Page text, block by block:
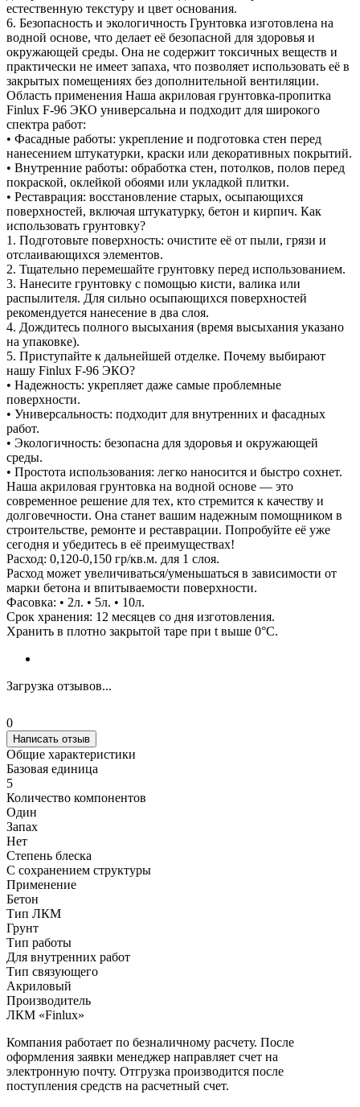
естественную текстуру и цвет основания.
6. Безопасность и экологичность Грунтовка изготовлена на
водной основе, что делает её безопасной для здоровья и
окружающей среды. Она не содержит токсичных веществ и
практически не имеет запаха, что позволяет использовать её в
закрытых помещениях без дополнительной вентиляции.
Область применения Наша акриловая грунтовка-пропитка
Finlux F-96 ЭКО универсальна и подходит для широкого
спектра работ:
• Фасадные работы: укрепление и подготовка стен перед
нанесением штукатурки, краски или декоративных покрытий.
• Внутренние работы: обработка стен, потолков, полов перед
покраской, оклейкой обоями или укладкой плитки.
• Реставрация: восстановление старых, осыпающихся
поверхностей, включая штукатурку, бетон и кирпич. Как
использовать грунтовку?
1. Подготовьте поверхность: очистите её от пыли, грязи и
отслаивающихся элементов.
2. Тщательно перемешайте грунтовку перед использованием.
3. Нанесите грунтовку с помощью кисти, валика или
распылителя. Для сильно осыпающихся поверхностей
рекомендуется нанесение в два слоя.
4. Дождитесь полного высыхания (время высыхания указано
на упаковке).
5. Приступайте к дальнейшей отделке. Почему выбирают
нашу Finlux F-96 ЭКО?
• Надежность: укрепляет даже самые проблемные
поверхности.
• Универсальность: подходит для внутренних и фасадных
работ.
• Экологичность: безопасна для здоровья и окружающей
среды.
• Простота использования: легко наносится и быстро сохнет.
Наша акриловая грунтовка на водной основе — это
современное решение для тех, кто стремится к качеству и
долговечности. Она станет вашим надежным помощником в
строительстве, ремонте и реставрации. Попробуйте её уже
сегодня и убедитесь в её преимуществах!
Расход: 0,120-0,150 гр/кв.м. для 1 слоя.
Расход может увеличиваться/уменьшаться в зависимости от
марки бетона и впитываемости поверхности.
Фасовка: • 2л. • 5л. • 10л.
Срок хранения: 12 месяцев со дня изготовления.
Хранить в плотно закрытой таре при t выше 0°C.
Загрузка отзывов...
0
Написать отзыв
Общие характеристики
Базовая единица
5
Количество компонентов
Один
Запах
Нет
Степень блеска
С сохранением структуры
Применение
Бетон
Тип ЛКМ
Грунт
Тип работы
Для внутренних работ
Тип связующего
Акриловый
Производитель
ЛКМ «Finlux»
Компания работает по безналичному расчету. После
оформления заявки менеджер направляет счет на
электронную почту. Отгрузка производится после
поступления средств на расчетный счет.